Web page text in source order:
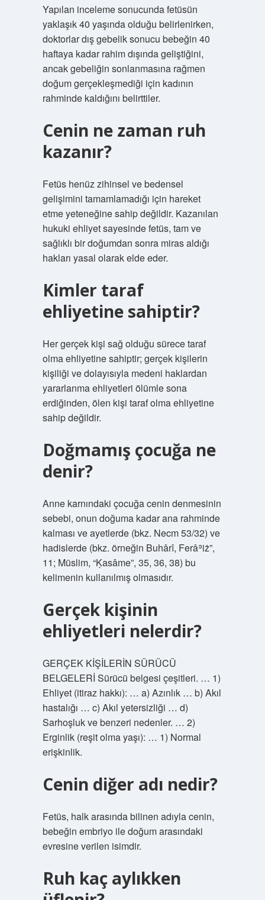
Yapılan inceleme sonucunda fetüsün
yaklaşık 40 yaşında olduğu belirlenirken,
doktorlar dış gebelik sonucu bebeğin 40
haftaya kadar rahim dışında geliştiğini,
ancak gebeliğin sonlanmasına rağmen
doğum gerçekleşmediği için kadının
rahminde kaldığını belirttiler.
Cenin ne zaman ruh
kazanır?
Fetüs henüz zihinsel ve bedensel
gelişimini tamamlamadığı için hareket
etme yeteneğine sahip değildir. Kazanılan
hukuki ehliyet sayesinde fetüs, tam ve
sağlıklı bir doğumdan sonra miras aldığı
hakları yasal olarak elde eder.
Kimler taraf
ehliyetine sahiptir?
Her gerçek kişi sağ olduğu sürece taraf
olma ehliyetine sahiptir; gerçek kişilerin
kişiliği ve dolayısıyla medeni haklardan
yararlanma ehliyetleri ölümle sona
erdiğinden, ölen kişi taraf olma ehliyetine
sahip değildir.
Doğmamış çocuğa ne
denir?
Anne karnındaki çocuğa cenin denmesinin
sebebi, onun doğuma kadar ana rahminde
kalması ve ayetlerde (bkz. Necm 53/32) ve
hadislerde (bkz. örneğin Buhârî, Ferâʾiż”,
11; Müslim, “Ḳasâme”, 35, 36, 38) bu
kelimenin kullanılmış olmasıdır.
Gerçek kişinin
ehliyetleri nelerdir?
GERÇEK KİŞİLERİN SÜRÜCÜ
BELGELERİ Sürücü belgesi çeşitleri. … 1)
Ehliyet (itiraz hakkı): … a) Azınlık … b) Akıl
hastalığı … c) Akıl yetersizliği … d)
Sarhoşluk ve benzeri nedenler. … 2)
Erginlik (reşit olma yaşı): … 1) Normal
erişkinlik.
Cenin diğer adı nedir?
Fetüs, halk arasında bilinen adıyla cenin,
bebeğin embriyo ile doğum arasındaki
evresine verilen isimdir.
Ruh kaç aylıkken